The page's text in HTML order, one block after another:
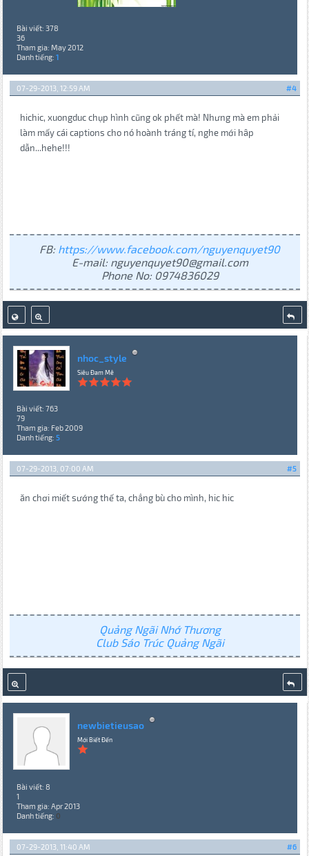
Bài viết: 378
36
Tham gia: May 2012
Danh tiếng: 1
#4
07-29-2013, 12:59 AM
hichic, xuongduc chụp hình cũng ok phết mà! Nhưng mà em phải
làm mấy cái captions cho nó hoành tráng tí, nghe mới hâp
dẫn...hehe!!!
FB: https://www.facebook.com/nguyenquyet90
E-mail: nguyenquyet90@gmail.com
Phone No: 0974836029
nhoc_style
Siêu Đam Mê
Bài viết: 763
79
Tham gia: Feb 2009
Danh tiếng: 5
#5
07-29-2013, 07:00 AM
ăn chơi miết sướng thế ta, chẳng bù cho mình, hic hic
Quảng Ngãi Nhớ Thương
Club Sáo Trúc Quảng Ngãi
newbietieusao
Mới Biết Đến
Bài viết: 8
1
Tham gia: Apr 2013
Danh tiếng: 0
#6
07-29-2013, 11:40 AM